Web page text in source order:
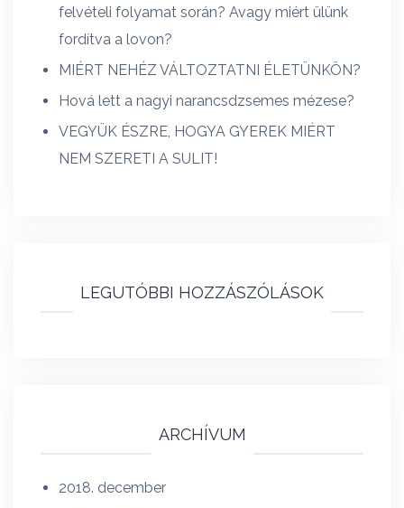
felvételi folyamat során? Avagy miért ülünk
fordítva a lovon?
MIÉRT NEHÉZ VÁLTOZTATNI ÉLETÜNKÖN?
Hová lett a nagyi narancsdzsemes mézese?
VEGYÜK ÉSZRE, HOGYA GYEREK MIÉRT
NEM SZERETI A SULIT!
LEGUTÓBBI HOZZÁSZÓLÁSOK
ARCHÍVUM
2018. december